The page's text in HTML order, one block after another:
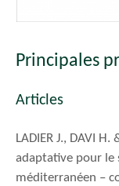
Principales
Articles
LADIER J., DAVI
adaptative pour le
méditerranéen –